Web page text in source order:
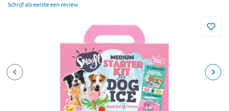
Schrijf als eerste een review